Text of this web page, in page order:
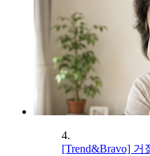
4.
[Trend&Bravo]